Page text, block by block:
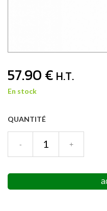
57.90€ H.T.
En stock
QUANTITÉ